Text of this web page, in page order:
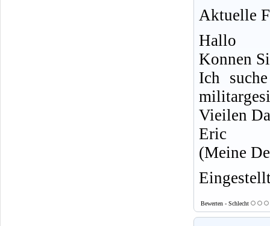
Aktuelle
Hallo
Konnen
Ich
Vieilen
Eric
(Meine
Bewerten - Schlecht